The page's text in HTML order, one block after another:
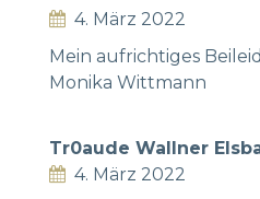
4. März 2022
Mein aufrichtiges Beileid
Monika Wittmann
Tr0aude Wallner
4. März 2022